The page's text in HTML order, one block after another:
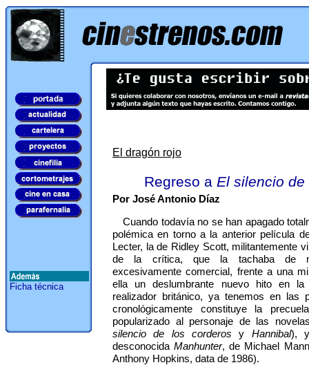
Ficha técnica
El dragón rojo
Regreso a El silencio
Por José Antonio Díaz
Cuando todavía no se han apagado
polémica en torno a la anterior película
Lecter, la de Ridley Scott, militantemente
de la crítica, que la tachaba de
excesivamente comercial, frente a una
ella un deslumbrante nuevo hito en la
realizador británico, ya tenemos en las
cronológicamente constituye la
popularizado al personaje de las
silencio de los corderosy Hannibal),
desconocidaManhunter, de Michael
Anthony Hopkins, data de 1986).